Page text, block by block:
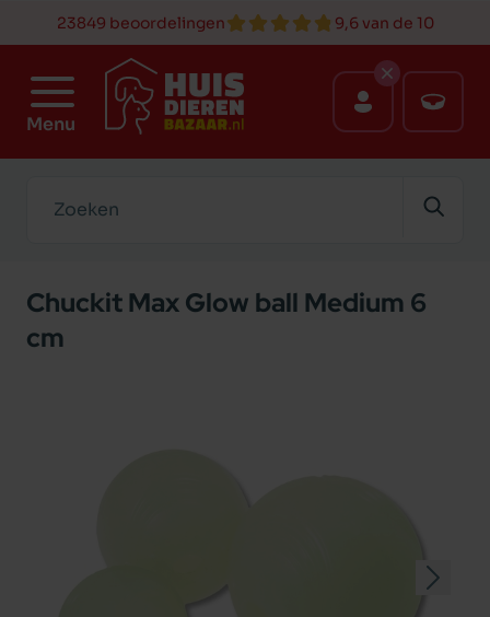
23849 beoordelingen 9,6 van de 10
Menu
Chuckit Max Glow ball Medium 6
cm